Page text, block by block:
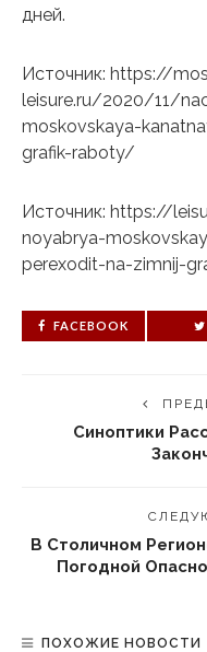
дней.
Источник: https://
leisure.ru/2020/11/
moskovskaya-
grafik-raboty/
Источник: https://
noyabrya-
perexodit-na-zimnij-
FACEBOOK
Синоптики
В Столичном
Погодной
ПОХОЖИЕ НОВОСТИ